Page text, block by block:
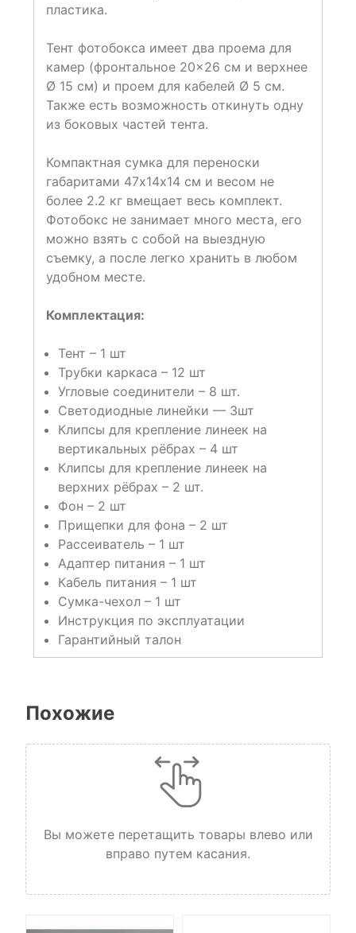
пластика.
Тент фотобокса имеет два проема для
камер (фронтальное 20×26 см и верхнее
Ø 15 см) и проем для кабелей Ø 5 см.
Также есть возможность откинуть одну
из боковых частей тента.
Компактная сумка для переноски
габаритами 47х14х14 см и весом не
более 2.2 кг вмещает весь комплект.
Фотобокс не занимает много места, его
можно взять с собой на выездную
съемку, а после легко хранить в любом
удобном месте.
Комплектация:
Тент – 1 шт
Трубки каркаса – 12 шт
Угловые соединители – 8 шт.
Светодиодные линейки — 3шт
Клипсы для крепление линеек на
вертикальных рёбрах – 4 шт
Клипсы для крепление линеек на
верхних рёбрах – 2 шт.
Фон – 2 шт
Прищепки для фона – 2 шт
Рассеиватель – 1 шт
Адаптер питания – 1 шт
Кабель питания – 1 шт
Сумка-чехол – 1 шт
Инструкция по эксплуатации
Гарантийный талон
Похожие
Вы можете перетащить товары влево или
вправо путем касания.